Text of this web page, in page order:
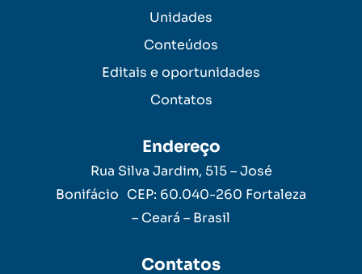
Unidades
Conteúdos
Editais e oportunidades
Contatos
Endereço
Rua Silva Jardim, 515 – José
Bonifácio CEP: 60.040-260 Fortaleza
– Ceará – Brasil
Contatos